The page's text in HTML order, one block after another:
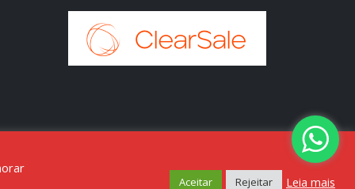
Aceitar Rejeitar Leia mais